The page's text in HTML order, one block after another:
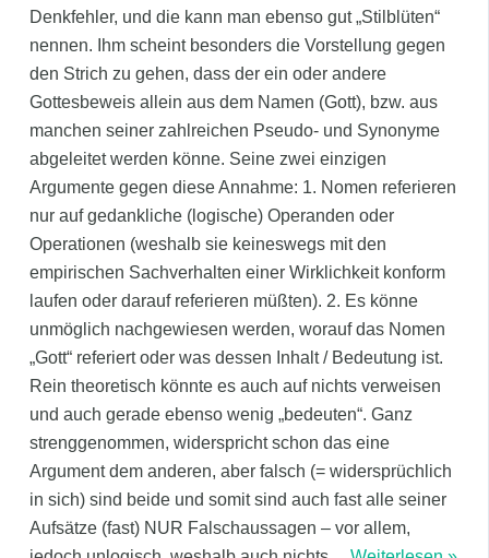
Denkfehler, und die kann man ebenso gut „Stilblüten“
nennen. Ihm scheint besonders die Vorstellung gegen
den Strich zu gehen, dass der ein oder andere
Gottesbeweis allein aus dem Namen (Gott), bzw. aus
manchen seiner zahlreichen Pseudo- und Synonyme
abgeleitet werden könne. Seine zwei einzigen
Argumente gegen diese Annahme: 1. Nomen referieren
nur auf gedankliche (logische) Operanden oder
Operationen (weshalb sie keineswegs mit den
empirischen Sachverhalten einer Wirklichkeit konform
laufen oder darauf referieren müßten). 2. Es könne
unmöglich nachgewiesen werden, worauf das Nomen
„Gott“ referiert oder was dessen Inhalt / Bedeutung ist.
Rein theoretisch könnte es auch auf nichts verweisen
und auch gerade ebenso wenig „bedeuten“. Ganz
strenggenommen, widerspricht schon das eine
Argument dem anderen, aber falsch (= widersprüchlich
in sich) sind beide und somit sind auch fast alle seiner
Aufsätze (fast) NUR Falschaussagen – vor allem,